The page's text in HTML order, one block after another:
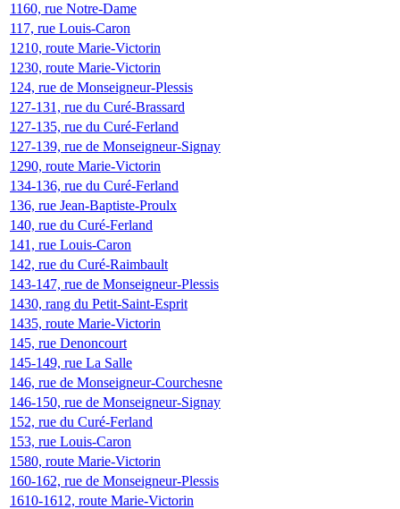
1160, rue Notre-Dame
117, rue Louis-Caron
1210, route Marie-Victorin
1230, route Marie-Victorin
124, rue de Monseigneur-Plessis
127-131, rue du Curé-Brassard
127-135, rue du Curé-Ferland
127-139, rue de Monseigneur-Signay
1290, route Marie-Victorin
134-136, rue du Curé-Ferland
136, rue Jean-Baptiste-Proulx
140, rue du Curé-Ferland
141, rue Louis-Caron
142, rue du Curé-Raimbault
143-147, rue de Monseigneur-Plessis
1430, rang du Petit-Saint-Esprit
1435, route Marie-Victorin
145, rue Denoncourt
145-149, rue La Salle
146, rue de Monseigneur-Courchesne
146-150, rue de Monseigneur-Signay
152, rue du Curé-Ferland
153, rue Louis-Caron
1580, route Marie-Victorin
160-162, rue de Monseigneur-Plessis
1610-1612, route Marie-Victorin